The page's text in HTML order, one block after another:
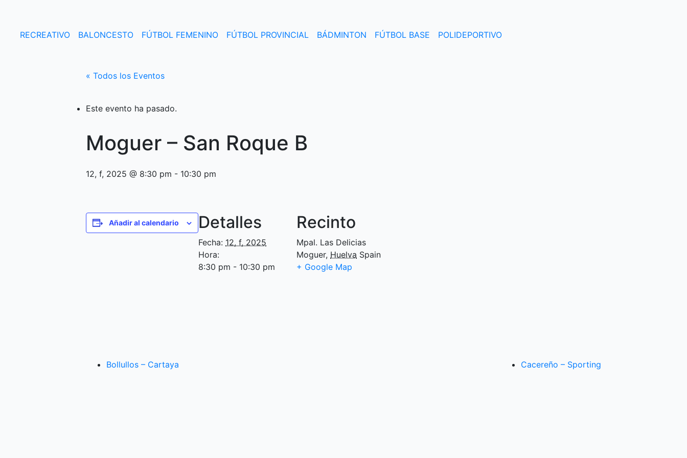
contenidoRECREATIVO BALONCESTO FÚTBOL FEMENINO FÚTBOL PROVINCIAL BÁDMINTON FÚTBOL BASE POLIDEPORTIVO
« Todos los Eventos
Este evento ha pasado.
Moguer – San Roque B
12, f, 2025 @ 8:30 pm - 10:30 pm
Añadir al calendario Detalles
Fecha: 12, f, 2025
Hora:
8:30 pm - 10:30 pm
Recinto
Mpal. Las Delicias
Moguer, Huelva Spain
+ Google Map
Bollullos – Cartaya Cacereño – Sporting